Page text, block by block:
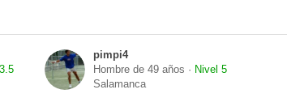
pimpi4
Hombre de 49 años · Nivel 5
Salamanca